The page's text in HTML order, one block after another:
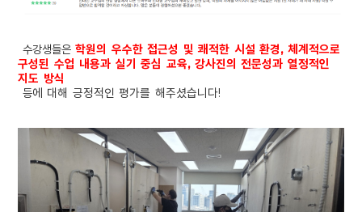
수강생들은 학원의 우수한 접근성 및 쾌적한 시설 환경,체계적으로
구성된 수업 내용과 실기 중심 교육,강사진의 전문성과 열정적인
지도 방식
등에 대해 긍정적인 평가를 해주셨습니다!